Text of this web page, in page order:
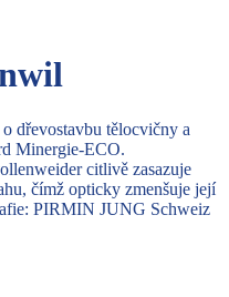
dřevostavbu tělocvičny a
Minergie-ECO.
citlivě zasazuje
čímž opticky zmenšuje její
PIRMIN JUNG Schweiz